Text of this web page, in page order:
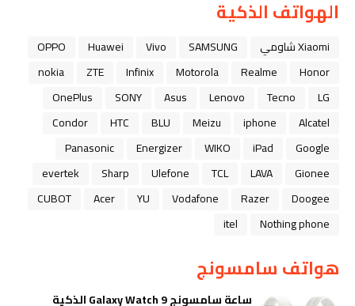
الهواتف الذكية
Xiaomi شاومي SAMSUNG
Vivo
Huawei
OPPO
Honor
Realme
Motorola
Infinix
ZTE
nokia
LG
Tecno
Lenovo
Asus
SONY
OnePlus
Alcatel
iphone
Meizu
BLU
HTC
Condor
Google
iPad
WIKO
Energizer
Panasonic
Gionee
LAVA
TCL
Ulefone
Sharp
evertek
Doogee
Razer
Vodafone
YU
Acer
CUBOT
Nothing phone
itel
هواتف سامسونج
ساعة سامسونج Galaxy Watch 9 الذكية